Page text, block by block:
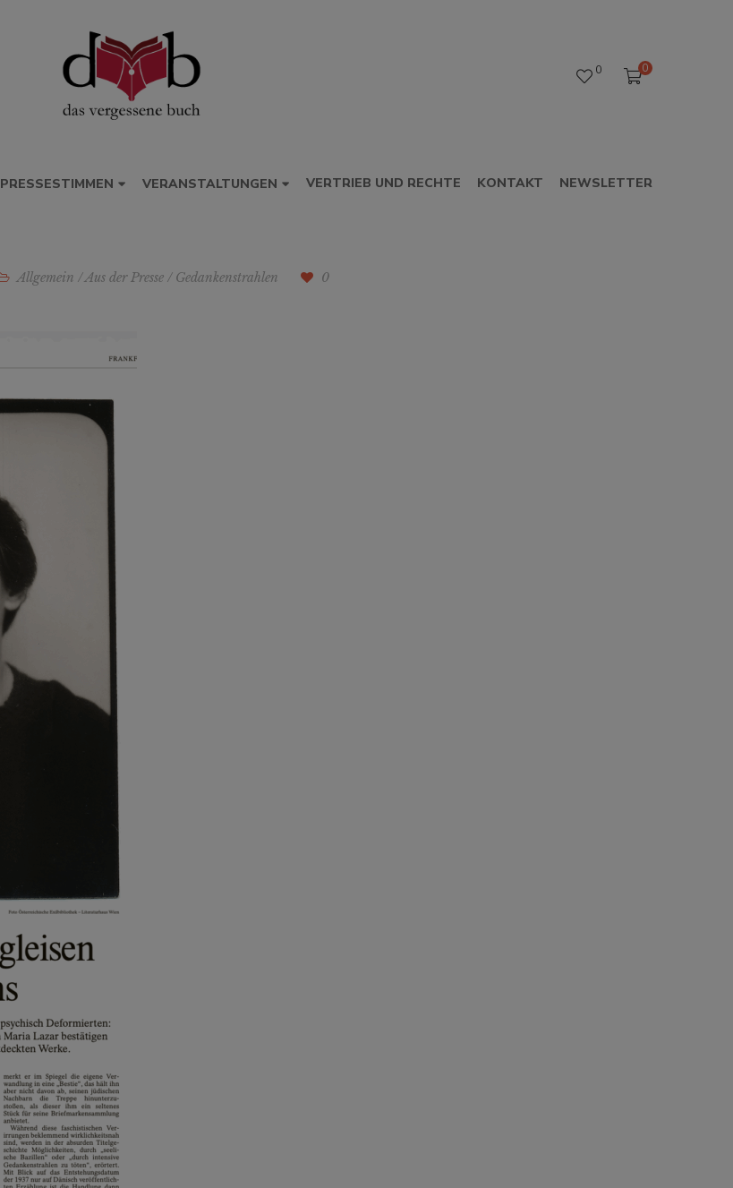
0 0
PRESSESTIMMEN VERANSTALTUNGEN VERTRIEB UND RECHTE KONTAKT NEWSLETTER
Allgemein /Aus der Presse / Gedankenstrahlen 0